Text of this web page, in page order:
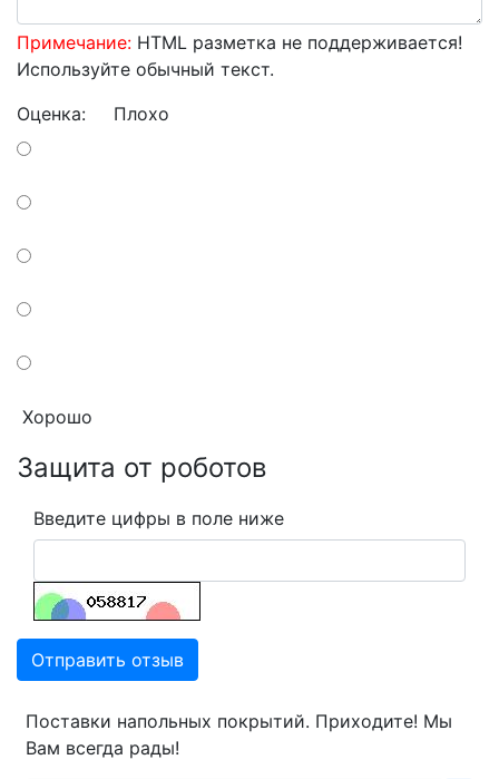
Примечание: HTML разметка не поддерживается!
Используйте обычный текст.
Оценка: Плохо
Хорошо
Защита от роботов
Введите цифры в поле ниже
Отправить отзыв
Поставки напольных покрытий. Приходите! Мы
Вам всегда рады!